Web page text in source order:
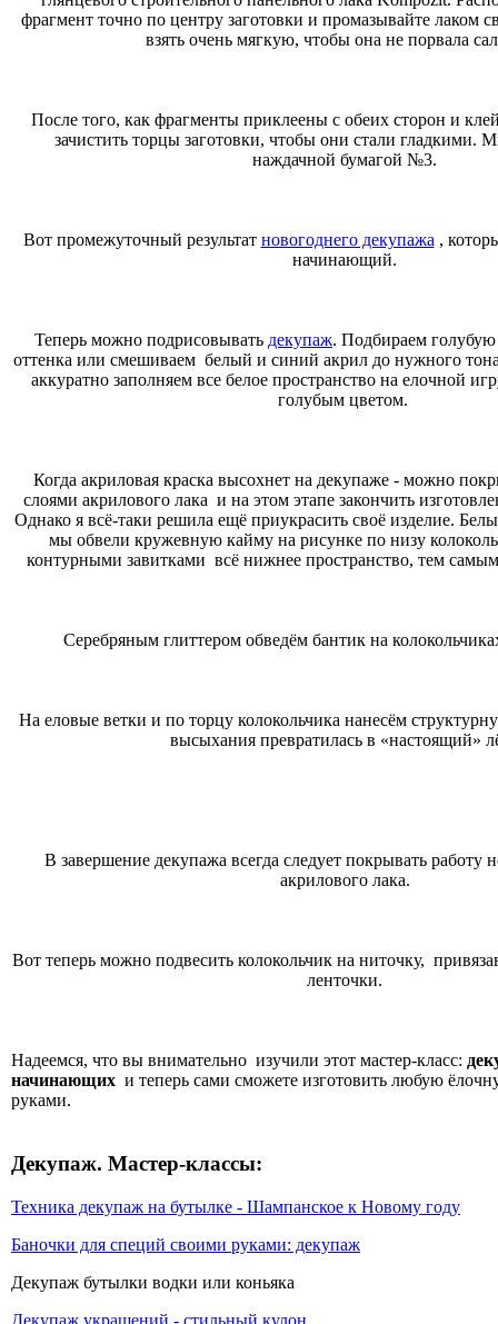
фрагмент точно по центру заготовки и промазывайте лаком
взять очень мягкую, чтобы она не порвала
После того, как фрагменты приклеены с обеих сторон и
зачистить торцы заготовки, чтобы они стали гладкими.
наждачной бумагой №3.
Вот промежуточный результат новогоднего декупажа ,
начинающий.
Теперь можно подрисовывать декупаж. Подбираем
оттенка или смешиваем белый и синий акрил до нужного
аккуратно заполняем все белое пространство на елочной
голубым цветом.
Когда акриловая краска высохнет на декупаже - можно
слоями акрилового лака и на этом этапе закончить
Однако я всё-таки решила ещё приукрасить своё изделие.
мы обвели кружевную кайму на рисунке по низу
контурными завитками всё нижнее пространство, тем
Серебряным глиттером обведём бантик на
На еловые ветки и по торцу колокольчика нанесём
высыхания превратилась в «настоящий»
В завершение декупажа всегда следует покрывать работу
акрилового лака.
Вот теперь можно подвесить колокольчик на ниточку,
ленточки.
Надеемся, что вы внимательно изучили этот мастер-класс:
начинающих и теперь сами сможете изготовить любую
руками.
Декупаж. Мастер-классы:
Техника декупаж на бутылке - Шампанское к Новому году
Баночки для специй своими руками: декупаж
Декупаж бутылки водки или коньяка
Декупаж украшений - стильный кулон